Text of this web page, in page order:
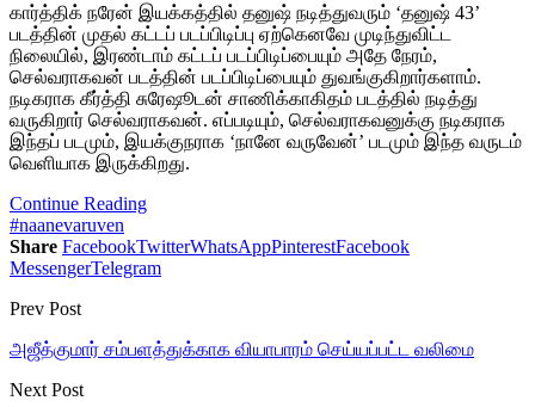
கார்த்திக் நரேன் இயக்கத்தில் தனுஷ் நடித்துவரும் ‘தனுஷ் 43’
படத்தின் முதல் கட்டப் படப்பிடிப்பு ஏற்கெனவே முடிந்துவிட்ட
நிலையில், இரண்டாம் கட்டப் படப்பிடிப்பையும் அதே நேரம்,
செல்வராகவன் படத்தின் படப்பிடிப்பையும் துவங்குகிறார்களாம்.
நடிகராக கீர்த்தி சுரேஷூடன் சாணிக்காகிதம் படத்தில் நடித்து
வருகிறார் செல்வராகவன். எப்படியும், செல்வராகவனுக்கு நடிகராக
இந்தப் படமும், இயக்குநராக ‘நானே வருவேன்’ படமும் இந்த வருடம்
வெளியாக இருக்கிறது.
Continue Reading
#naanevaruven
Share FacebookTwitterWhatsAppPinterestFacebook
MessengerTelegram
Prev Post
அஜீத்குமார் சம்பளத்துக்காக வியாபாரம் செய்யப்பட்ட வலிமை
Next Post